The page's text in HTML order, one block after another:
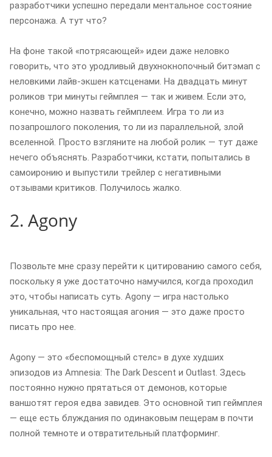
разработчики успешно передали ментальное состояние
персонажа. А тут что?
На фоне такой «потрясающей» идеи даже неловко
говорить, что это уродливый двухнокнопочный битэмап с
неловкими лайв-экшен катсценами. На двадцать минут
роликов три минуты геймплея — так и живем. Если это,
конечно, можно назвать геймплеем. Игра то ли из
позапрошлого поколения, то ли из параллельной, злой
вселенной. Просто взгляните на любой ролик — тут даже
нечего объяснять. Разработчики, кстати, попытались в
самоиронию и выпустили трейлер с негативными
отзывами критиков. Получилось жалко.
2. Agony
Позвольте мне сразу перейти к цитированию самого себя,
поскольку я уже достаточно намучился, когда проходил
это, чтобы написать суть. Agony — игра настолько
уникальная, что настоящая агония — это даже просто
писать про нее.
Agony — это «беспомощный стелс» в духе худших
эпизодов из Amnesia: The Dark Descent и Outlast. Здесь
постоянно нужно прятаться от демонов, которые
ваншотят героя едва завидев. Это основной тип геймплея
— еще есть блуждания по одинаковым пещерам в почти
полной темноте и отвратительный платформинг.